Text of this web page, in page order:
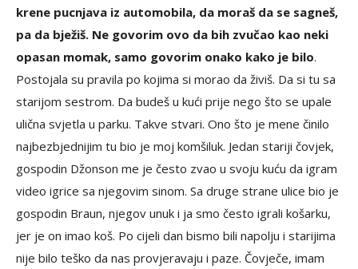
krene pucnjava iz automobila, da moraš da se sagneš,
pa da bježiš. Ne govorim ovo da bih zvučao kao neki
opasan momak, samo govorim onako kako je bilo.
Postojala su pravila po kojima si morao da živiš. Da si tu sa
starijom sestrom. Da budeš u kući prije nego što se upale
ulična svjetla u parku. Takve stvari. Ono što je mene činilo
najbezbjednijim tu bio je moj komšiluk. Jedan stariji čovjek,
gospodin Džonson me je često zvao u svoju kuću da igram
video igrice sa njegovim sinom. Sa druge strane ulice bio je
gospodin Braun, njegov unuk i ja smo često igrali košarku,
jer je on imao koš. Po cijeli dan bismo bili napolju i starijima
nije bilo teško da nas provjeravaju i paze. Čovječe, imam